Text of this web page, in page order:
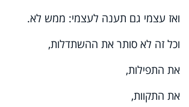
ואז עצמי גם תענה לעצמי: ממש לא.
וכל זה לא סותר את ההשתדלות,
את התפילות,
את התקוות,